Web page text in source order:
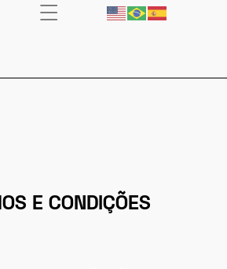
E CONDIÇÕES